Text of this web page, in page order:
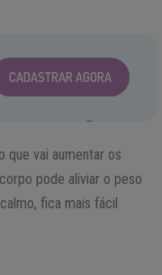
CADASTRAR AGORA
que vai aumentar os
pode aliviar o peso
fica mais fácil